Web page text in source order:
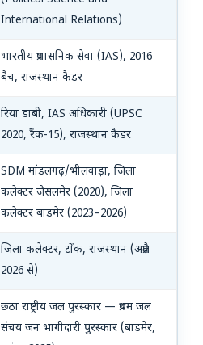
International Relations)
भारतीय प्रशासनिक सेवा (IAS), 2016
बैच, राजस्थान कैडर
रिया डाबी, IAS अधिकारी (UPSC
2020, रैंक-15), राजस्थान कैडर
SDM मांडलगढ़/भीलवाड़ा, जिला
कलेक्टर जैसलमेर (2020), जिला
कलेक्टर बाड़मेर (2023–2026)
जिला कलेक्टर, टोंक, राजस्थान (अप्रैल
2026 से)
छठा राष्ट्रीय जल पुरस्कार — प्रथम जल
संचय जन भागीदारी पुरस्कार (बाड़मेर,